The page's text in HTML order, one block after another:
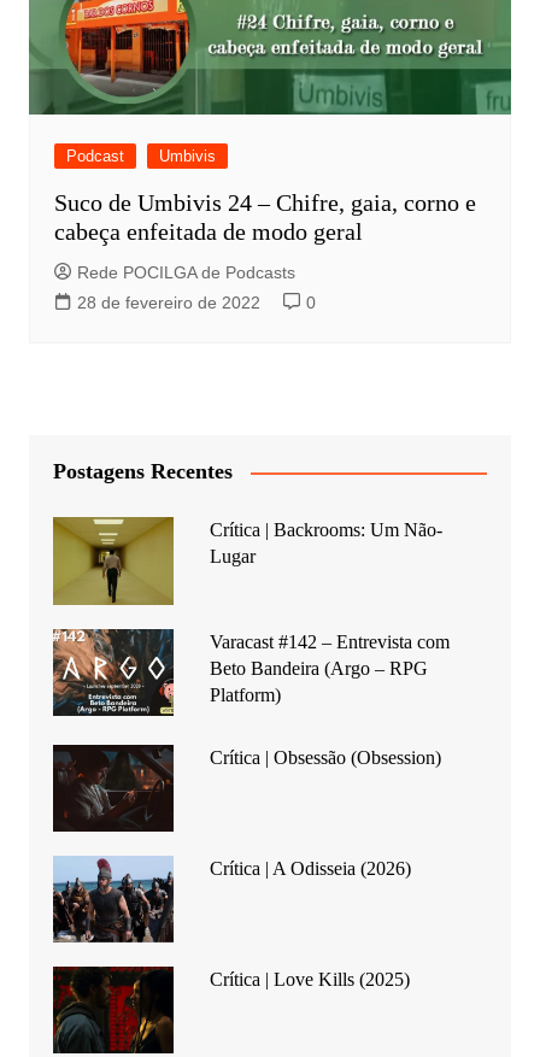
Podcast Umbivis
Suco de Umbivis 24 – Chifre, gaia, corno e
cabeça enfeitada de modo geral
Rede POCILGA de Podcasts
28 de fevereiro de 2022
0
Postagens Recentes
Crítica | Backrooms: Um Não-
Lugar
Varacast #142 – Entrevista com
Beto Bandeira (Argo – RPG
Platform)
Crítica | Obsessão (Obsession)
Crítica | A Odisseia (2026)
Crítica | Love Kills (2025)